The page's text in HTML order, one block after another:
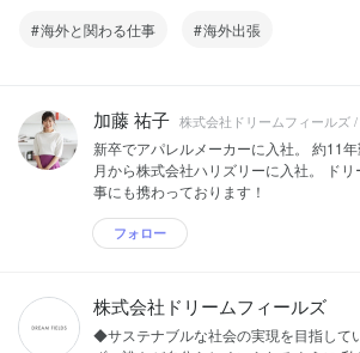
海外と関わる仕事 海外出張
加藤 祐子 株式会社ドリームフィールズ
新卒でアパレルメーカーに入社。 約11
月から株式会社ハリズリーに入社。 ド
事にも携わっております！
フォロー
株式会社ドリームフィールズ
◆サステナブルな社会の実現を目指して